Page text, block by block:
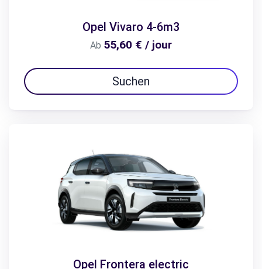
Opel Vivaro 4-6m3
Ab 55,60 € / jour
Suchen
Opel Frontera electric